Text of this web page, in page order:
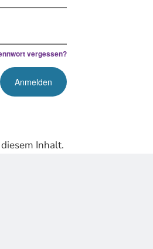
vergessen?
Inhalt.